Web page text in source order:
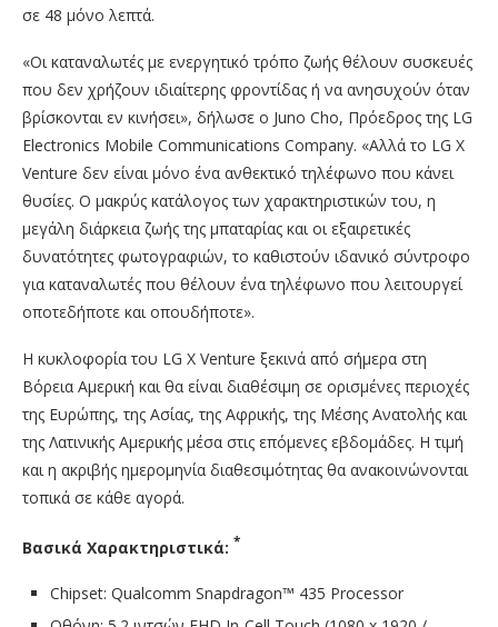
σε 48 μόνο λεπτά.
«Οι καταναλωτές με ενεργητικό τρόπο ζωής θέλουν συσκευές
που δεν χρήζουν ιδιαίτερης φροντίδας ή να ανησυχούν όταν
βρίσκονται εν κινήσει», δήλωσε ο Juno Cho, Πρόεδρος της LG
Electronics Mobile Communications Company. «Αλλά το LG X
Venture δεν είναι μόνο ένα ανθεκτικό τηλέφωνο που κάνει
θυσίες. Ο μακρύς κατάλογος των χαρακτηριστικών του, η
μεγάλη διάρκεια ζωής της μπαταρίας και οι εξαιρετικές
δυνατότητες φωτογραφιών, το καθιστούν ιδανικό σύντροφο
για καταναλωτές που θέλουν ένα τηλέφωνο που λειτουργεί
οποτεδήποτε και οπουδήποτε».
Η κυκλοφορία του LG X Venture ξεκινά από σήμερα στη
Βόρεια Αμερική και θα είναι διαθέσιμη σε ορισμένες περιοχές
της Ευρώπης, της Ασίας, της Αφρικής, της Μέσης Ανατολής και
της Λατινικής Αμερικής μέσα στις επόμενες εβδομάδες. Η τιμή
και η ακριβής ημερομηνία διαθεσιμότητας θα ανακοινώνονται
τοπικά σε κάθε αγορά.
Βασικά Χαρακτηριστικά: *
Chipset: Qualcomm Snapdragon™ 435 Processor